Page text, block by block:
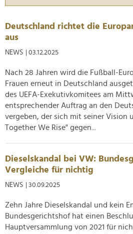
Deutschland richtet die
aus
NEWS | 03.12.2025
Nach 28 Jahren wird die Fußball-
Frauen erneut in Deutschland
des UEFA-Exekutivkomitees am
entsprechender Auftrag an den
vergeben, der sich mit seiner Vision
Together We Rise" gegen...
Dieselskandal bei VW:
Vergleiche für nichtig
NEWS | 30.09.2025
Zehn Jahre Dieselskandal und kein
Bundesgerichtshof hat einen
Hauptversammlung von 2021 für